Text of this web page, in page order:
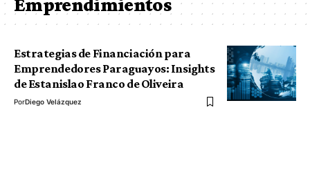
Emprendimientos
Estrategias de Financiación para
Emprendedores Paraguayos: Insights
de Estanislao Franco de Oliveira
PorDiego Velázquez